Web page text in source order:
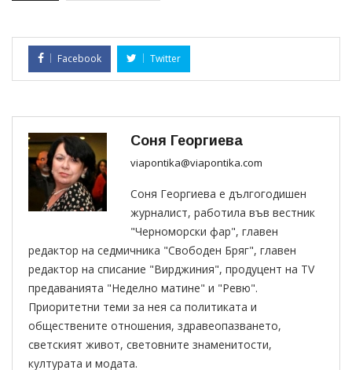
Facebook Twitter
Соня Георгиева
viapontika@viapontika.com
Соня Георгиева е дългогодишен
журналист, работила във вестник
"Черноморски фар", главен
редактор на седмичника "Свободен Бряг", главен
редактор на списание "Вирджиния", продуцент на TV
предаванията "Неделно матине" и "Ревю".
Приоритетни теми за нея са политиката и
обществените отношения, здравеопазването,
светският живот, световните знаменитости,
културата и модата.